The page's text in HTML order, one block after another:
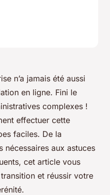
n’a jamais été aussi
en ligne. Fini le
complexes !
effectuer cette
faciles. De la
nécessaires aux astuces
cet article vous
et réussir votre